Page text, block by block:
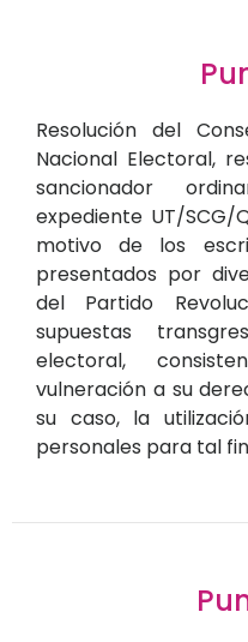
Resolución del
Nacional Electoral,
sancionador
expediente UT/SCG/
motivo de los
presentados por
del Partido
supuestas
electoral,
vulneración a su
su caso, la
personales para tal